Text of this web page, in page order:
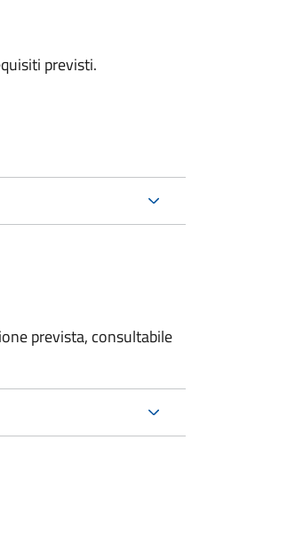
previsti.
prevista, consultabile